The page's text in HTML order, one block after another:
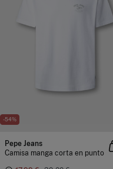
-54%
Pepe Jeans
Camisa manga corta en punto